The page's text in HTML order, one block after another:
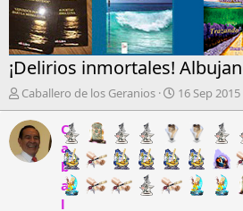
¡Delirios inmortales!
A
u
t
o
r
Caballero de los Geranios
F
e
c
a
d
e
16 Sep 2015
C
a
b
a
l